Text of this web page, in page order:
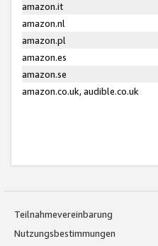
amazon.it
amazon.nl
amazon.pl
amazon.es
amazon.se
amazon.co.uk, audible.co.uk
Teilnahmevereinbarung
Nutzungsbestimmungen